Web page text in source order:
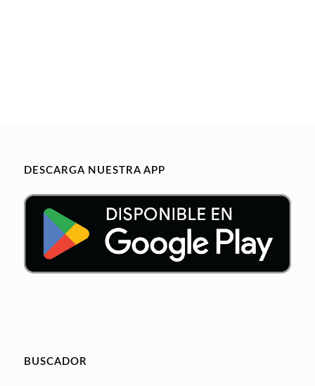
DESCARGA NUESTRA APP
BUSCADOR